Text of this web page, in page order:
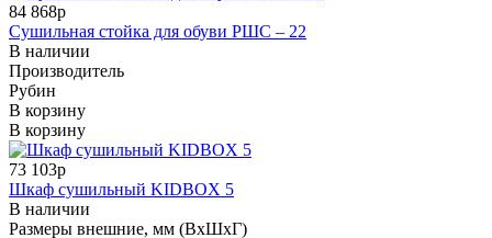
84 868р
Сушильная стойка для обуви РШС – 22
В наличии
Производитель
Рубин
В корзину
В корзину
73 103р
Шкаф сушильный KIDBOX 5
В наличии
Размеры внешние, мм (ВхШхГ)